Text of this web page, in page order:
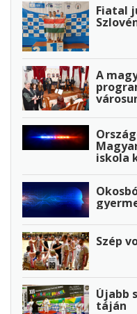
Fiatal
A
iskola
Szép
Újabb
táján